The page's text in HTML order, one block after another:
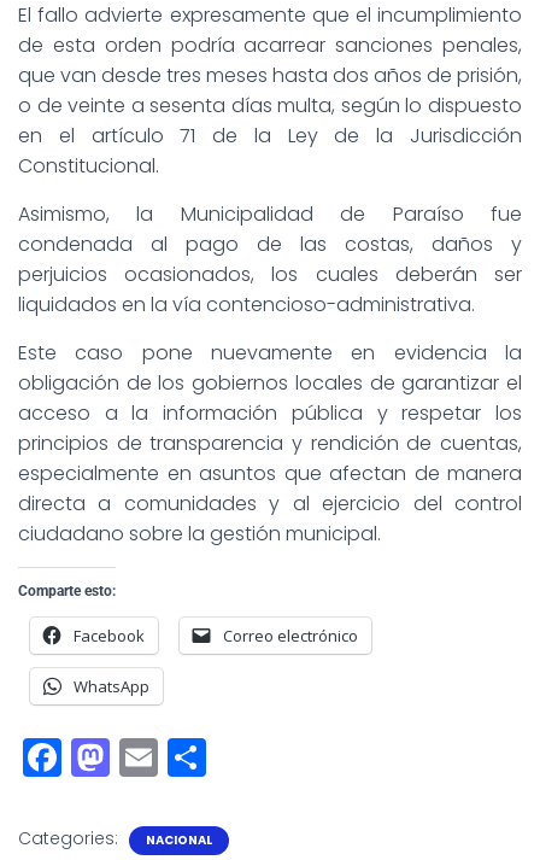
El fallo advierte expresamente que el incumplimiento
de esta orden podría acarrear sanciones penales,
que van desde tres meses hasta dos años de prisión,
o de veinte a sesenta días multa, según lo dispuesto
en el artículo 71 de la Ley de la Jurisdicción
Constitucional.
Asimismo, la Municipalidad de Paraíso fue
condenada al pago de las costas, daños y
perjuicios ocasionados, los cuales deberán ser
liquidados en la vía contencioso-administrativa.
Este caso pone nuevamente en evidencia la
obligación de los gobiernos locales de garantizar el
acceso a la información pública y respetar los
principios de transparencia y rendición de cuentas,
especialmente en asuntos que afectan de manera
directa a comunidades y al ejercicio del control
ciudadano sobre la gestión municipal.
Comparte esto:
Facebook Correo electrónico
WhatsApp
F
c
M
st
E
ai a
Categories: NACIONAL